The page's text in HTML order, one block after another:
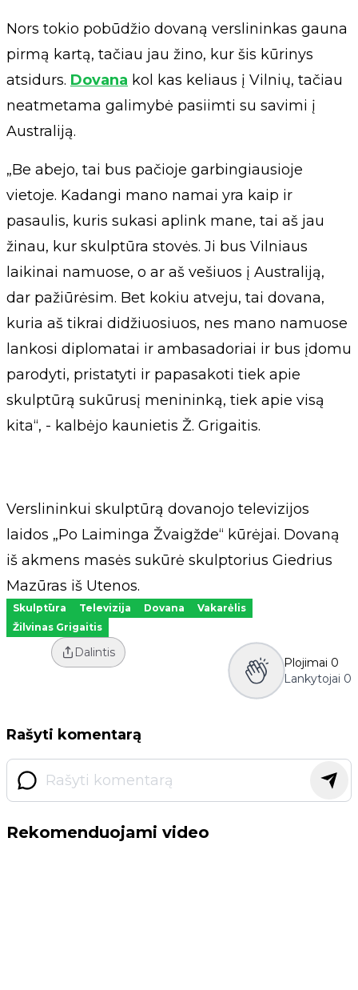
Nors tokio pobūdžio dovaną verslininkas gauna
pirmą kartą, tačiau jau žino, kur šis kūrinys
atsidurs. Dovana kol kas keliaus į Vilnių, tačiau
neatmetama galimybė pasiimti su savimi į
Australiją.
„Be abejo, tai bus pačioje garbingiausioje
vietoje. Kadangi mano namai yra kaip ir
pasaulis, kuris sukasi aplink mane, tai aš jau
žinau, kur skulptūra stovės. Ji bus Vilniaus
laikinai namuose, o ar aš vešiuos į Australiją,
dar pažiūrėsim. Bet kokiu atveju, tai dovana,
kuria aš tikrai didžiuosiuos, nes mano namuose
lankosi diplomatai ir ambasadoriai ir bus įdomu
parodyti, pristatyti ir papasakoti tiek apie
skulptūrą sukūrusį menininką, tiek apie visą
kita“, - kalbėjo kaunietis Ž. Grigaitis.
Verslininkui skulptūrą dovanojo televizijos
laidos „Po Laiminga Žvaigžde“ kūrėjai. Dovaną
iš akmens masės sukūrė skulptorius Giedrius
Mazūras iš Utenos.
Skulptūra Televizija Dovana
Vakarėlis
Žilvinas Grigaitis
Dalintis
Plojimai 0
Lankytojai 0
Rašyti komentarą
Rekomenduojami video